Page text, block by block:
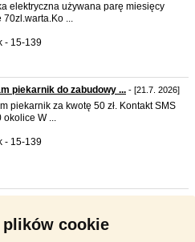
plików cookie
elektryczna używana parę miesięcy
70zl.warta.Ko ...
- 15-139
piekarnik do zabudowy ... - [21.7. 2026]
piekarnik za kwotę 50 zł. Kontakt SMS
okolice W ...
- 15-139